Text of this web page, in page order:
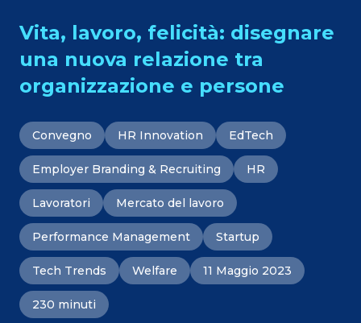
Vita, lavoro, felicità: disegnare
una nuova relazione tra
organizzazione e persone
Convegno HR Innovation EdTech
Employer Branding & Recruiting HR
Lavoratori Mercato del lavoro
Performance Management Startup
Tech Trends Welfare 11 Maggio 2023
230 minuti